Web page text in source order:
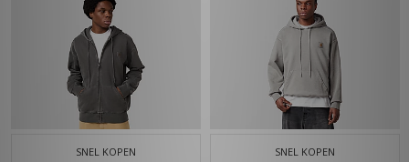
SNEL KOPEN SNEL KOPEN